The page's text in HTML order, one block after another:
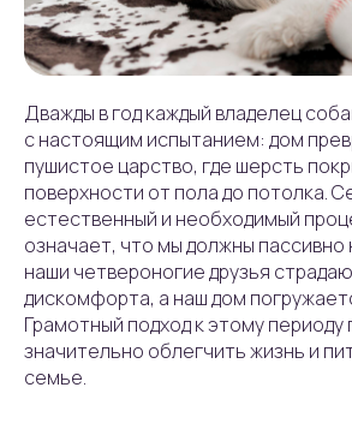
Дважды в год каждый владелец
с настоящим испытанием: дом
пушистое царство, где шерсть
поверхности от пола до потолка.
естественный и необходимый
означает, что мы должны пассивно
наши четвероногие друзья
дискомфорта, а наш дом
Грамотный подход к этому
значительно облегчить жизнь и
семье.